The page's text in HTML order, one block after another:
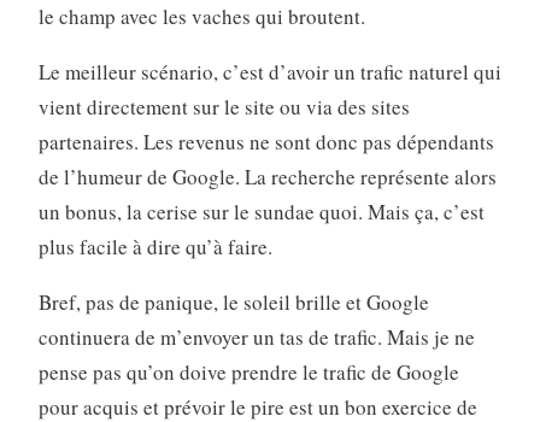
le champ avec les vaches qui broutent.
Le meilleur scénario, c’est d’avoir un trafic naturel qui
vient directement sur le site ou via des sites
partenaires. Les revenus ne sont donc pas dépendants
de l’humeur de Google. La recherche représente alors
un bonus, la cerise sur le sundae quoi. Mais ça, c’est
plus facile à dire qu’à faire.
Bref, pas de panique, le soleil brille et Google
continuera de m’envoyer un tas de trafic. Mais je ne
pense pas qu’on doive prendre le trafic de Google
pour acquis et prévoir le pire est un bon exercice de